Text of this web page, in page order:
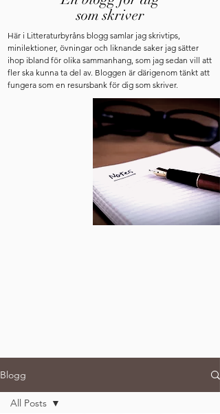
som skriver
Här i Litteraturbyråns blogg samlar jag skrivtips,
minilektioner, övningar och liknande saker jag sätter
ihop ibland för olika sammanhang, som jag sedan vill att
fler ska kunna ta del av. Bloggen är därigenom tänkt att
fungera som en resursbank för dig som skriver.
Blogg
All Posts